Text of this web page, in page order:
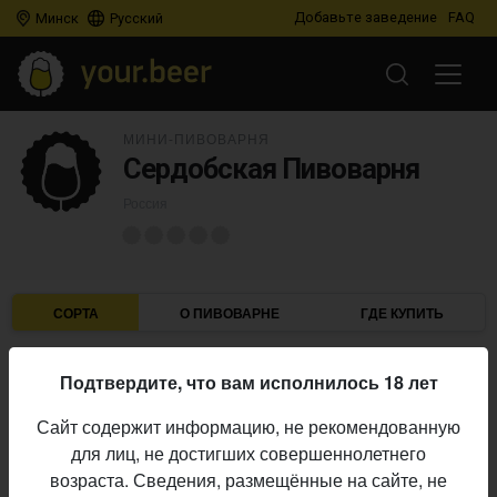
Минск Русский Добавьте заведение FAQ
Сердобская Пивоварня
СОРТА О ПИВОВАРНЕ ГДЕ КУПИТЬ
ABV ДАТА В ПРОДАЖЕ
СЕРДОБСКАЯ ПИВОВАРНЯ
Старопражское светлое
Подтвердите, что вам исполнилось 18 лет
Сайт содержит информацию, не рекомендованную
для лиц, не достигших совершеннолетнего
возраста. Сведения, размещённые на сайте, не